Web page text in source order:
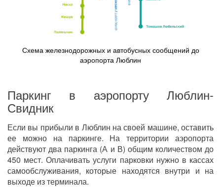
Схема железнодорожных и автобусных сообщений до
аэропорта Люблин
Паркинг в аэропорту Люблин-
Свидник
Если вы прибыли в Люблин на своей машине, оставить
ее можно на паркинге. На территории аэропорта
действуют два паркинга (А и В) общим количеством до
450 мест. Оплачивать услуги парковки нужно в кассах
самообслуживания, которые находятся внутри и на
выходе из терминала.